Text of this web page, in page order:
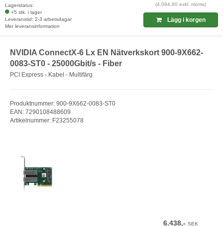
Lagerstatus:
+5 stk. i lager
Leveranstid: 2-3 arbetsdagar
Mer leveransinformation
(4.084,80 exkl. moms)
Lägg i korgen
NVIDIA ConnectX-6 Lx EN Nätverkskort 900-9X662-
0083-ST0 - 25000Gbit/s - Fiber
PCI Express - Kabel - Multifärg
Produktnummer: 900-9X662-0083-ST0
EAN: 7290108488609
Artikelnummer: F23255078
6.438,-SEK